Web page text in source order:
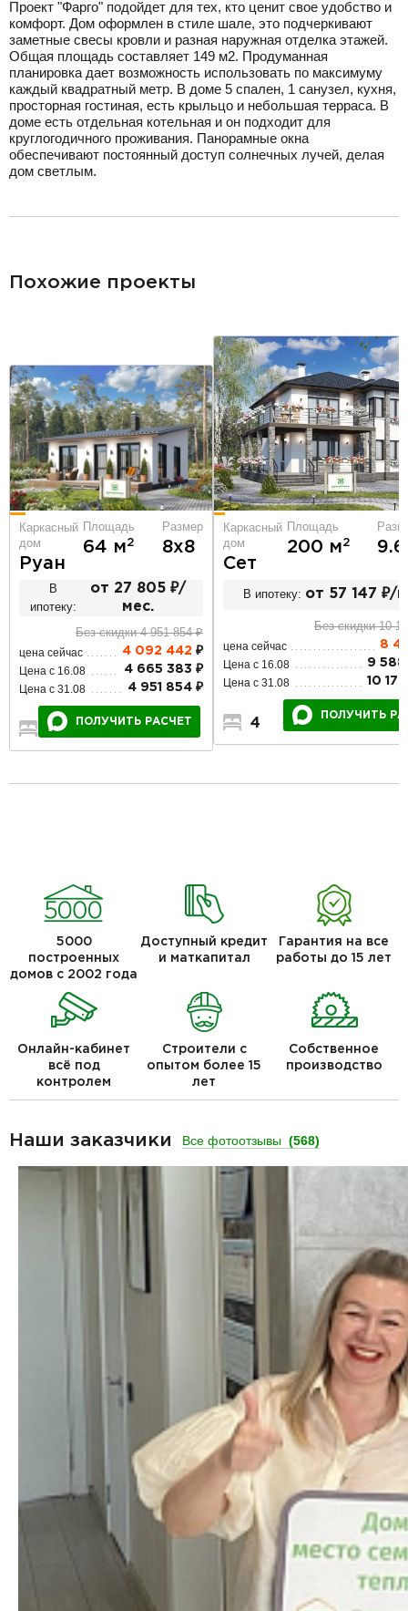
Проект "Фарго" подойдет для тех, кто ценит свое удобство и
комфорт. Дом оформлен в стиле шале, это подчеркивают
заметные свесы кровли и разная наружная отделка этажей.
Общая площадь составляет 149 м2. Продуманная
планировка дает возможность использовать по максимуму
каждый квадратный метр. В доме 5 спален, 1 санузел, кухня,
просторная гостиная, есть крыльцо и небольшая терраса. В
доме есть отдельная котельная и он подходит для
круглогодичного проживания. Панорамные окна
обеспечивают постоянный доступ солнечных лучей, делая
дом светлым.
Похожие проекты
Каркасный
дом
Руан
Площадь
64 м2
Размер
8х8
В
ипотеку:
от 27 805 ₽/
мес.
Без скидки 4 951 854 ₽
цена сейчас 4 092 442 ₽
Цена с 16.08 4 665 383 ₽
Цена с 31.08 4 951 854 ₽
1 1 1
ПОЛУЧИТЬ РАСЧЕТ
Каркасный
дом
Сет
Площадь
200 м2
В ипотеку: от 57 147 ₽/
Без скидки 10
цена сейчас 8
Цена с 16.08 9
Цена с 31.08 10
4 3
ПОЛУЧИТЬ
5000
построенных
домов с 2002 года
Доступный кредит
и маткапитал
Гарантия на все
работы до 15 лет
Онлайн-кабинет
всё под
контролем
Строители с
опытом более 15
лет
Собственное
производство
Наши заказчики Все фотоотзывы (568)